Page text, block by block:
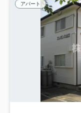
アパート